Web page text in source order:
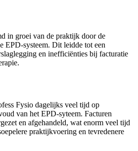
in groei van de praktijk door de
EPD-systeem. Dit leidde tot een
en inefficiënties bij facturatie
Fysio dagelijks veel tijd op
van het EPD-syteem. Facturen
en afgehandeld, wat enorm veel tijd
praktijkvoering en tevredenere